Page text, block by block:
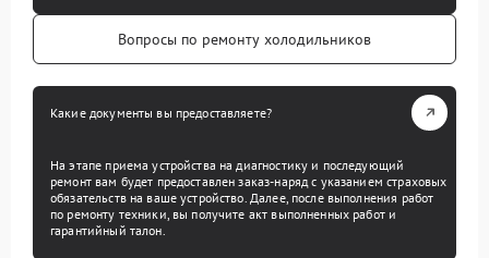
Вопросы по ремонту холодильников
Какие документы вы предоставляете?
На этапе приема устройства на диагностику и последующий
ремонт вам будет предоставлен заказ-наряд с указанием страховых
обязательств на ваше устройство. Далее, после выполнения работ
по ремонту техники, вы получите акт выполненных работ и
гарантийный талон.